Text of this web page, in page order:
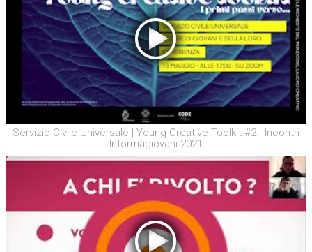
Servizio Civile Universale | Young Creative Toolkit #2 - Incontri
Informagiovani 2021